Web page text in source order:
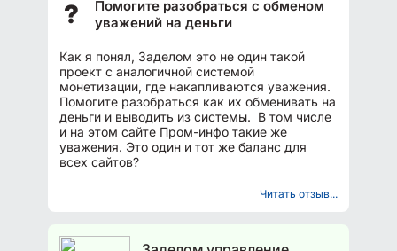
?
Помогите разобраться с обменом
уважений на деньги
Как я понял, Заделом это не один такой
проект с аналогичной системой
монетизации, где накапливаются уважения.
Помогите разобраться как их обменивать на
деньги и выводить из системы. В том числе
и на этом сайте Пром-инфо такие же
уважения. Это один и тот же баланс для
всех сайтов?
Читать отзыв...